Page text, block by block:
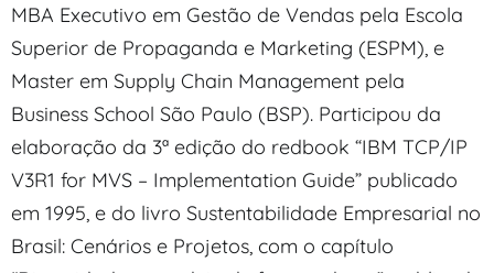
MBA Executivo em Gestão de Vendas pela Escola
Superior de Propaganda e Marketing (ESPM), e
Master em Supply Chain Management pela
Business School São Paulo (BSP). Participou da
elaboração da 3ª edição do redbook “IBM TCP/IP
V3R1 for MVS – Implementation Guide” publicado
em 1995, e do livro Sustentabilidade Empresarial no
Brasil: Cenários e Projetos, com o capítulo